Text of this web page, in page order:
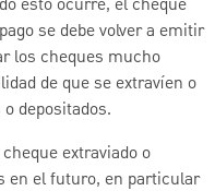
esto ocurre, el cheque
se debe volver a emitir
los cheques mucho
de que se extravíen o
depositados.
extraviado o
en el futuro, en particular